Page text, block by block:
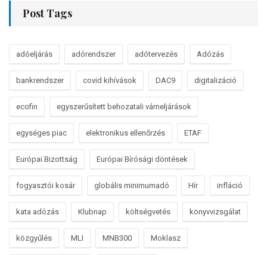
Post Tags
adóeljárás adórendszer adótervezés Adózás
bankrendszer covid kihívások DAC9 digitalizáció
ecofin egyszerűsített behozatali vámeljárások
egységes piac elektronikus ellenőrzés ETAF
Európai Bizottság Európai Bírósági döntések
fogyasztói kosár globális minimumadó Hír infláció
kata adózás Klubnap költségvetés könyvvizsgálat
közgyűlés MLI MNB300 Moklasz